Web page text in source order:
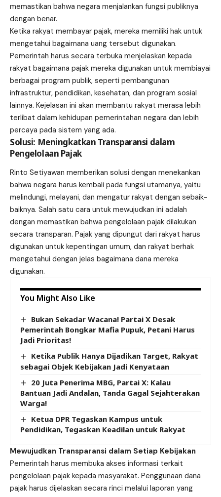
memastikan bahwa negara menjalankan fungsi publiknya
dengan benar.
Ketika rakyat membayar pajak, mereka memiliki hak untuk
mengetahui bagaimana uang tersebut digunakan.
Pemerintah harus secara terbuka menjelaskan kepada
rakyat bagaimana pajak mereka digunakan untuk membiayai
berbagai program publik, seperti pembangunan
infrastruktur, pendidikan, kesehatan, dan program sosial
lainnya. Kejelasan ini akan membantu rakyat merasa lebih
terlibat dalam kehidupan pemerintahan negara dan lebih
percaya pada sistem yang ada.
Solusi: Meningkatkan Transparansi dalam
Pengelolaan Pajak
Rinto Setiyawan memberikan solusi dengan menekankan
bahwa negara harus kembali pada fungsi utamanya, yaitu
melindungi, melayani, dan mengatur rakyat dengan sebaik-
baiknya. Salah satu cara untuk mewujudkan ini adalah
dengan memastikan bahwa pengelolaan pajak dilakukan
secara transparan. Pajak yang dipungut dari rakyat harus
digunakan untuk kepentingan umum, dan rakyat berhak
mengetahui dengan jelas bagaimana dana mereka
digunakan.
You Might Also Like
Bukan Sekadar Wacana! Partai X Desak
Pemerintah Bongkar Mafia Pupuk, Petani Harus
Jadi Prioritas!
Ketika Publik Hanya Dijadikan Target, Rakyat
sebagai Objek Kebijakan Jadi Kenyataan
20 Juta Penerima MBG, Partai X: Kalau
Bantuan Jadi Andalan, Tanda Gagal Sejahterakan
Warga!
Ketua DPR Tegaskan Kampus untuk
Pendidikan, Tegaskan Keadilan untuk Rakyat
Mewujudkan Transparansi dalam Setiap Kebijakan
Pemerintah harus membuka akses informasi terkait
pengelolaan pajak kepada masyarakat. Penggunaan dana
pajak harus dijelaskan secara rinci melalui laporan yang